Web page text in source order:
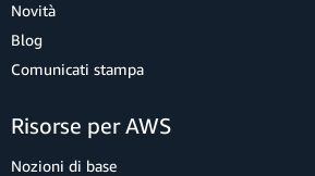
Novità
Blog
Comunicati stampa
Risorse per AWS
Nozioni di base